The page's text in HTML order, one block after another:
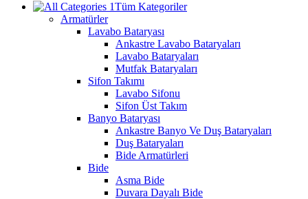
Tüm Kategoriler
Armatürler
Lavabo Bataryası
Ankastre Lavabo Bataryaları
Lavabo Bataryaları
Mutfak Bataryaları
Sifon Takımı
Lavabo Sifonu
Sifon Üst Takım
Banyo Bataryası
Ankastre Banyo Ve Duş Bataryaları
Duş Bataryaları
Bide Armatürleri
Bide
Asma Bide
Duvara Dayalı Bide